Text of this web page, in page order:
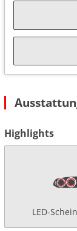
Highlights
LED-